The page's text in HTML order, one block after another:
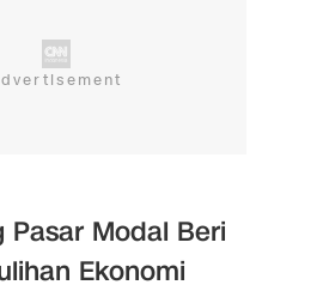
Pasar Modal Beri
Ekonomi